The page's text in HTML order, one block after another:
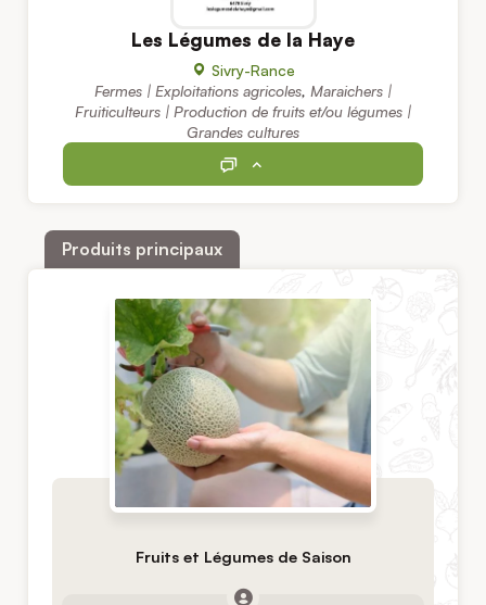
Les Légumes de la Haye
Sivry-Rance
Fermes | Exploitations agricoles, Maraichers |
Fruiticulteurs | Production de fruits et/ou légumes |
Grandes cultures
Produits principaux
Fruits et Légumes de Saison